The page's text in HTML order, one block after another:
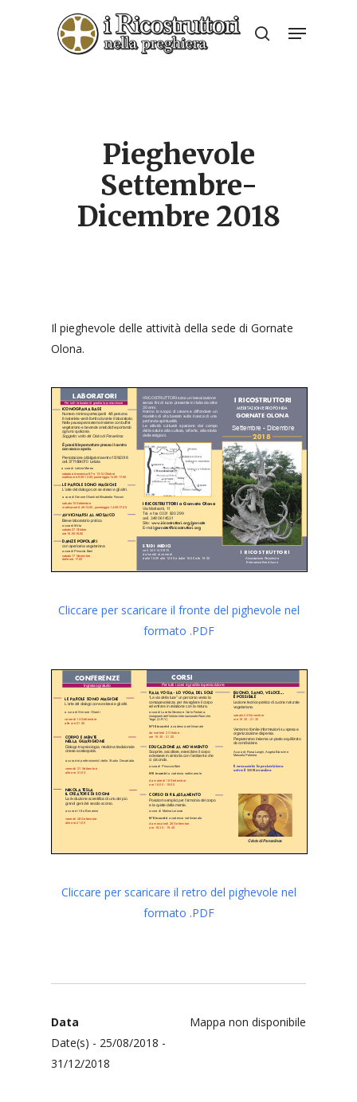
search
Menu
Pieghevole
Settembre-
Dicembre 2018
Il pieghevole delle attività della sede di Gornate
Olona.
Cliccare per scaricare il fronte del pighevole nel
formato .PDF
Cliccare per scaricare il retro del pighevole nel
formato .PDF
Mappa non disponibile
Data
Date(s) - 25/08/2018 -
31/12/2018